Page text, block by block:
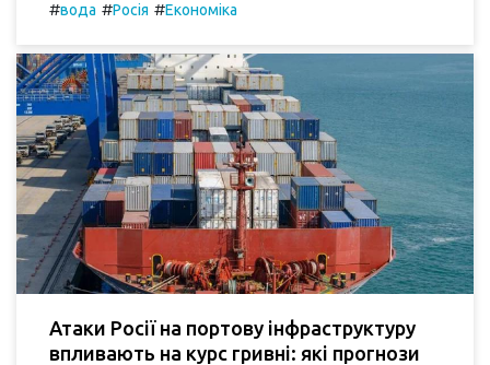
#вода #Росія #Економіка
Атаки Росії на портову інфраструктуру
впливають на курс гривні: які прогнози